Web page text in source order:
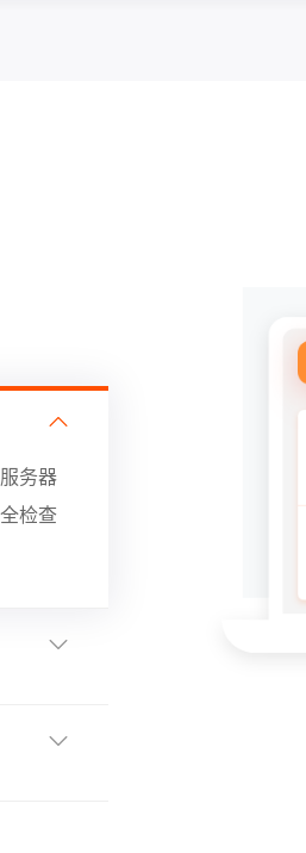
务器
检查